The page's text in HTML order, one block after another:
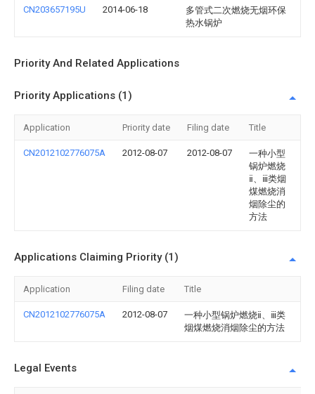
CN203657195U 2014-06-18
多管式二次燃烧无烟环保
热水锅炉
Priority And Related Applications
Priority Applications (1)
Application Priority date Filing date Title
CN2012102776075A 2012-08-07 2012-08-07
一种小型
锅炉燃烧
ⅱ、ⅲ类烟
煤燃烧消
烟除尘的
方法
Applications Claiming Priority (1)
Application Filing date Title
CN2012102776075A 2012-08-07
一种小型锅炉燃烧ⅱ、ⅲ类
烟煤燃烧消烟除尘的方法
Legal Events